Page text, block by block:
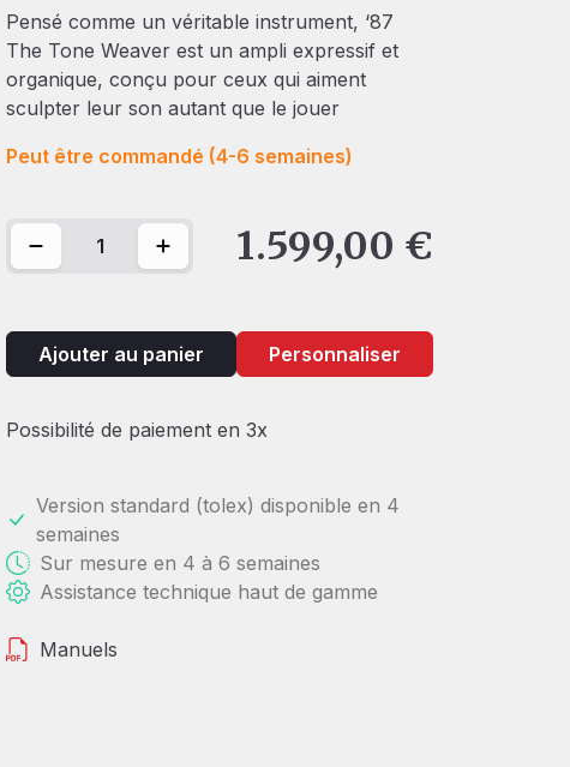
Pensé comme un véritable instrument, ‘87
The Tone Weaver est un ampli expressif et
organique, conçu pour ceux qui aiment
sculpter leur son autant que le jouer
Peut être commandé (4-6 semaines)
quantité de '87 The Tone Weaver1.599,00 €
Ajouter au panier Personnaliser
Possibilité de paiement en 3x
Version standard (tolex) disponible en 4
semaines
Sur mesure en 4 à 6 semaines
Assistance technique haut de gamme
Manuels